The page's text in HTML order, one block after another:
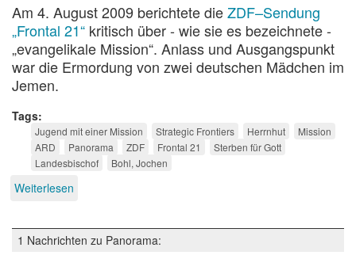
Am 4. August 2009 berichtete dieZDF–Sendung
„Frontal 21“ kritisch über - wie sie es bezeichnete -
„evangelikale Mission“. Anlass und Ausgangspunkt
war die Ermordung von zwei deutschen Mädchen im
Jemen.
Tags
Jugend mit einer Mission Strategic Frontiers Herrnhut
Mission
ARD
Panorama ZDF Frontal 21
Sterben für Gott
Landesbischof
Bohl, Jochen
Weiterlesen
Gott?
Medien,
1 Nachrichten zu Panorama: